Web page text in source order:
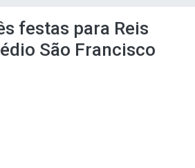
festas para Reis
São Francisco